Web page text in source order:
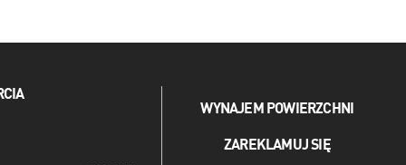
WYNAJEM POWIERZCHNI
ZAREKLAMUJ SIĘ